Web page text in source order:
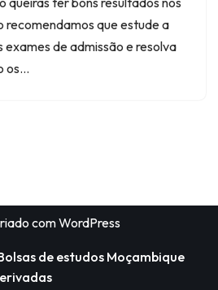
recomendamos que estude a
de admissão e resolva
os…
comWordPress
de estudos Moçambique